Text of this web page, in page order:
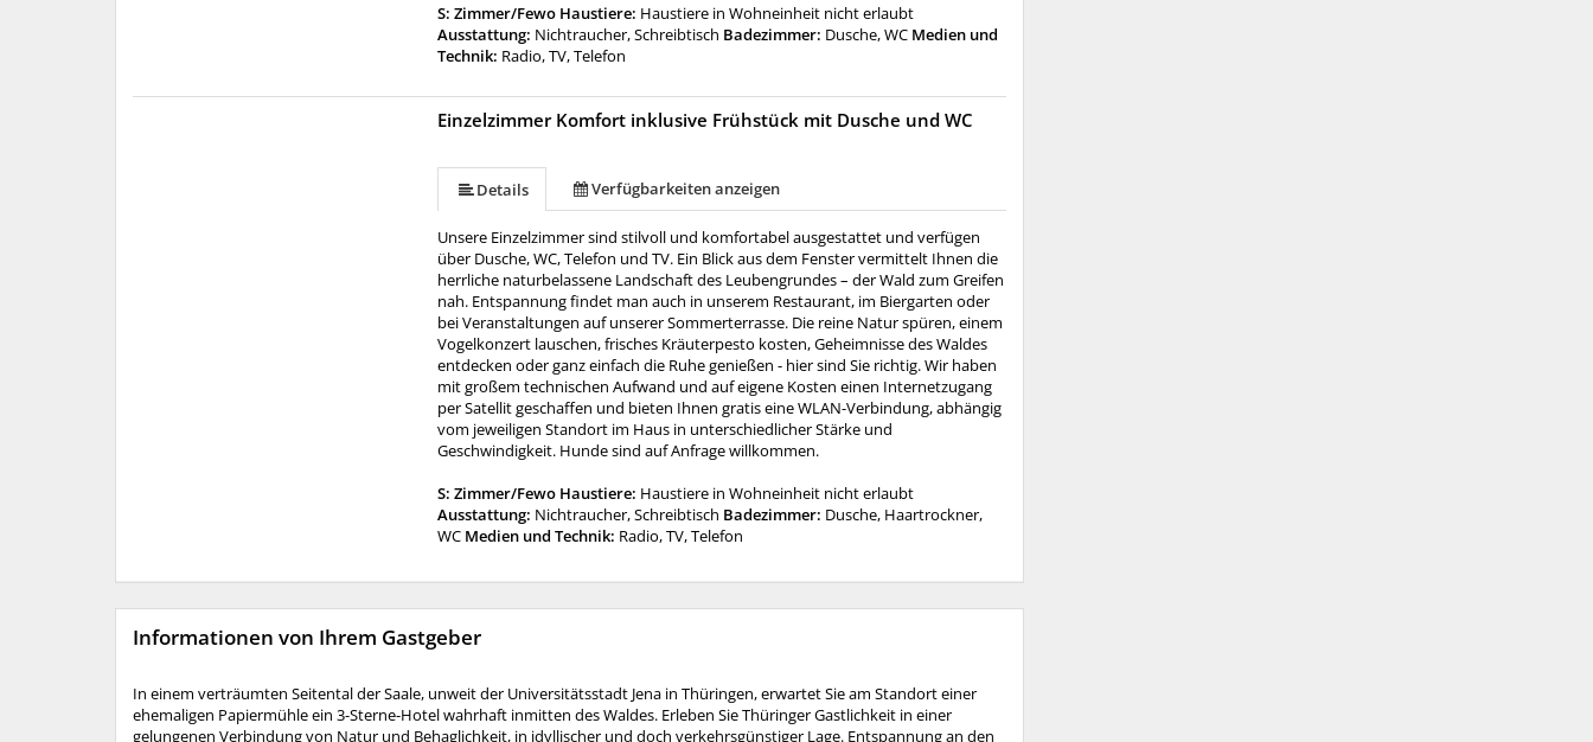
S: Zimmer/Fewo Haustiere: Haustiere in Wohneinheit nicht erlaubt
Ausstattung: Nichtraucher, Schreibtisch Badezimmer: Dusche, WC Medien und
Technik: Radio, TV, Telefon
Einzelzimmer Komfort inklusive Frühstück mit Dusche und WC
Details Verfügbarkeiten anzeigen
Unsere Einzelzimmer sind stilvoll und komfortabel ausgestattet und verfügen
über Dusche, WC, Telefon und TV. Ein Blick aus dem Fenster vermittelt Ihnen die
herrliche naturbelassene Landschaft des Leubengrundes – der Wald zum Greifen
nah. Entspannung findet man auch in unserem Restaurant, im Biergarten oder
bei Veranstaltungen auf unserer Sommerterrasse. Die reine Natur spüren, einem
Vogelkonzert lauschen, frisches Kräuterpesto kosten, Geheimnisse des Waldes
entdecken oder ganz einfach die Ruhe genießen - hier sind Sie richtig. Wir haben
mit großem technischen Aufwand und auf eigene Kosten einen Internetzugang
per Satellit geschaffen und bieten Ihnen gratis eine WLAN-Verbindung, abhängig
vom jeweiligen Standort im Haus in unterschiedlicher Stärke und
Geschwindigkeit. Hunde sind auf Anfrage willkommen.
S: Zimmer/Fewo Haustiere: Haustiere in Wohneinheit nicht erlaubt
Ausstattung: Nichtraucher, Schreibtisch Badezimmer: Dusche, Haartrockner,
WC Medien und Technik: Radio, TV, Telefon
Informationen von Ihrem Gastgeber
In einem verträumten Seitental der Saale, unweit der Universitätsstadt Jena in Thüringen, erwartet Sie am Standort einer
ehemaligen Papiermühle ein 3-Sterne-Hotel wahrhaft inmitten des Waldes. Erleben Sie Thüringer Gastlichkeit in einer
gelungenen Verbindung von Natur und Behaglichkeit, in idyllischer und doch verkehrsgünstiger Lage. Entspannung an den